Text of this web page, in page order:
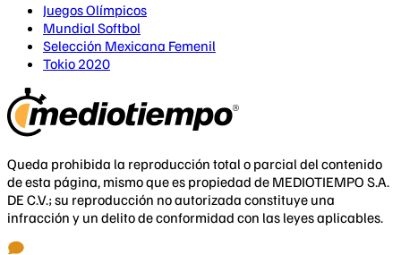
Juegos Olímpicos
Mundial Softbol
Selección Mexicana Femenil
Tokio 2020
Queda prohibida la reproducción total o parcial del contenido
de esta página, mismo que es propiedad de MEDIOTIEMPO S.A.
DE C.V.; su reproducción no autorizada constituye una
infracción y un delito de conformidad con las leyes aplicables.